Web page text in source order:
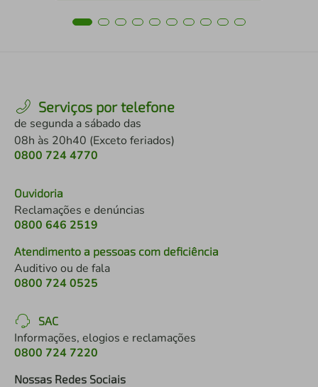
Serviços por telefone
de segunda a sábado das
08h às 20h40 (Exceto feriados)
0800 724 4770
Ouvidoria
Reclamações e denúncias
0800 646 2519
Atendimento a pessoas com deficiência
Auditivo ou de fala
0800 724 0525
SAC
Informações, elogios e reclamações
0800 724 7220
Nossas Redes Sociais